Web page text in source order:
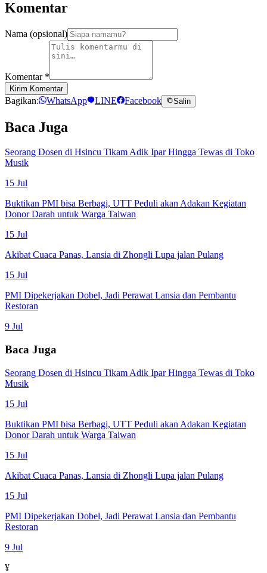
Komentar
Nama (opsional)
Komentar *
Kirim Komentar
Bagikan: WhatsApp LINE Facebook Salin
Baca Juga
Seorang Dosen di Hsincu Tikam Adik Ipar Hingga Tewas di Toko
Musik
15 Jul
Buktikan PMI bisa Berbagi, UTT Peduli akan Adakan Kegiatan
Donor Darah untuk Warga Taiwan
15 Jul
Akibat Cuaca Panas, Lansia di Zhongli Lupa jalan Pulang
15 Jul
PMI Dipekerjakan Dobel, Jadi Perawat Lansia dan Pembantu
Restoran
9 Jul
Baca Juga
Seorang Dosen di Hsincu Tikam Adik Ipar Hingga Tewas di Toko
Musik
15 Jul
Buktikan PMI bisa Berbagi, UTT Peduli akan Adakan Kegiatan
Donor Darah untuk Warga Taiwan
15 Jul
Akibat Cuaca Panas, Lansia di Zhongli Lupa jalan Pulang
15 Jul
PMI Dipekerjakan Dobel, Jadi Perawat Lansia dan Pembantu
Restoran
9 Jul
¥